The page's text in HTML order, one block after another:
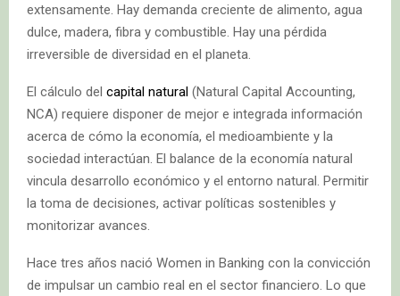
extensamente. Hay demanda creciente de alimento, agua
dulce, madera, fibra y combustible. Hay una pérdida
irreversible de diversidad en el planeta.
El cálculo del capital natural (Natural Capital Accounting,
NCA) requiere disponer de mejor e integrada información
acerca de cómo la economía, el medioambiente y la
sociedad interactúan. El balance de la economía natural
vincula desarrollo económico y el entorno natural. Permitir
la toma de decisiones, activar políticas sostenibles y
monitorizar avances.
Hace tres años nació Women in Banking con la convicción
de impulsar un cambio real en el sector financiero. Lo que